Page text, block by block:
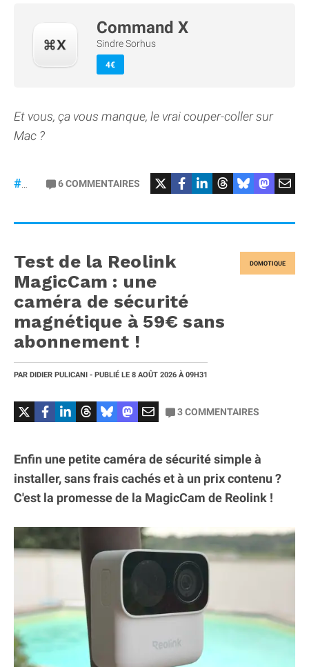
Command X
Sindre Sorhus
4€
Et vous, ça vous manque, le vrai couper-coller sur
Mac ?
#macOS 6COMMENTAIRES
DOMOTIQUE
Test de la Reolink
MagicCam : une
caméra de sécurité
magnétique à 59€ sans
abonnement !
PAR DIDIER PULICANI - PUBLIÉ LE 8 AOÛT 2026 À 09H31
3COMMENTAIRES
Enfin une petite caméra de sécurité simple à
installer, sans frais cachés et à un prix contenu ?
C'est la promesse de la MagicCam de Reolink !